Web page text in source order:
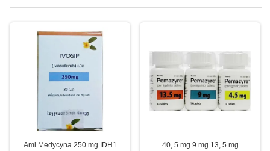
Aml Medycyna 250 mg IDH1
40, 5 mg 9 mg 13, 5 mg